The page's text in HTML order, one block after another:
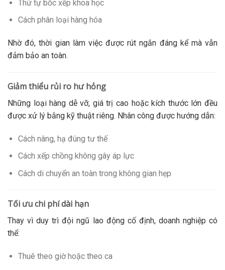
Thứ tự bốc xếp khoa học
Cách phân loại hàng hóa
Nhờ đó, thời gian làm việc được rút ngắn đáng kể mà vẫn
đảm bảo an toàn.
Giảm thiểu rủi ro hư hỏng
Những loại hàng dễ vỡ, giá trị cao hoặc kích thước lớn đều
được xử lý bằng kỹ thuật riêng. Nhân công được hướng dẫn:
Cách nâng, hạ đúng tư thế
Cách xếp chồng không gây áp lực
Cách di chuyển an toàn trong không gian hẹp
Tối ưu chi phí dài hạn
Thay vì duy trì đội ngũ lao động cố định, doanh nghiệp có
thể:
Thuê theo giờ hoặc theo ca